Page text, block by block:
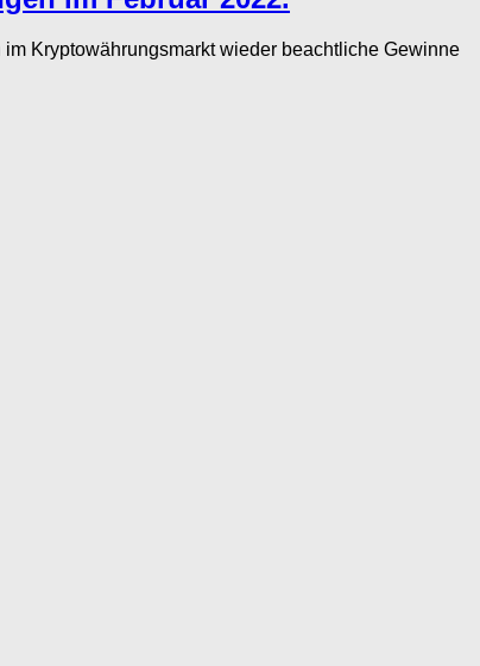
Kryptowährungsmarkt wieder beachtliche Gewinne